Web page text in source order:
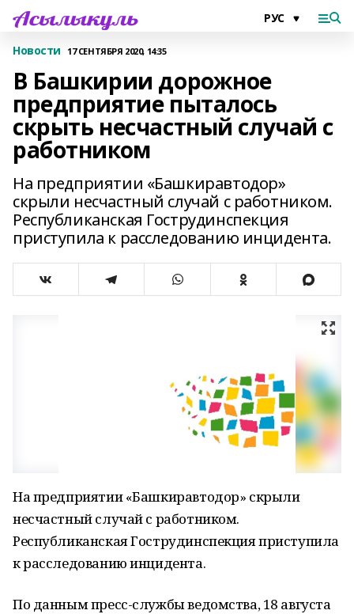
Новости 17 СЕНТЯБРЯ 2020, 14:35
В Башкирии дорожное
предприятие пыталось
скрыть несчастный случай с
работником
На предприятии «Башкиравтодор»
скрыли несчастный случай с работником.
Республиканская Гострудинспекция
приступила к расследованию инцидента.
На предприятии «Башкиравтодор» скрыли
несчастный случай с работником.
Республиканская Гострудинспекция приступила
к расследованию инцидента.
По данным пресс-службы ведомства, 18 августа